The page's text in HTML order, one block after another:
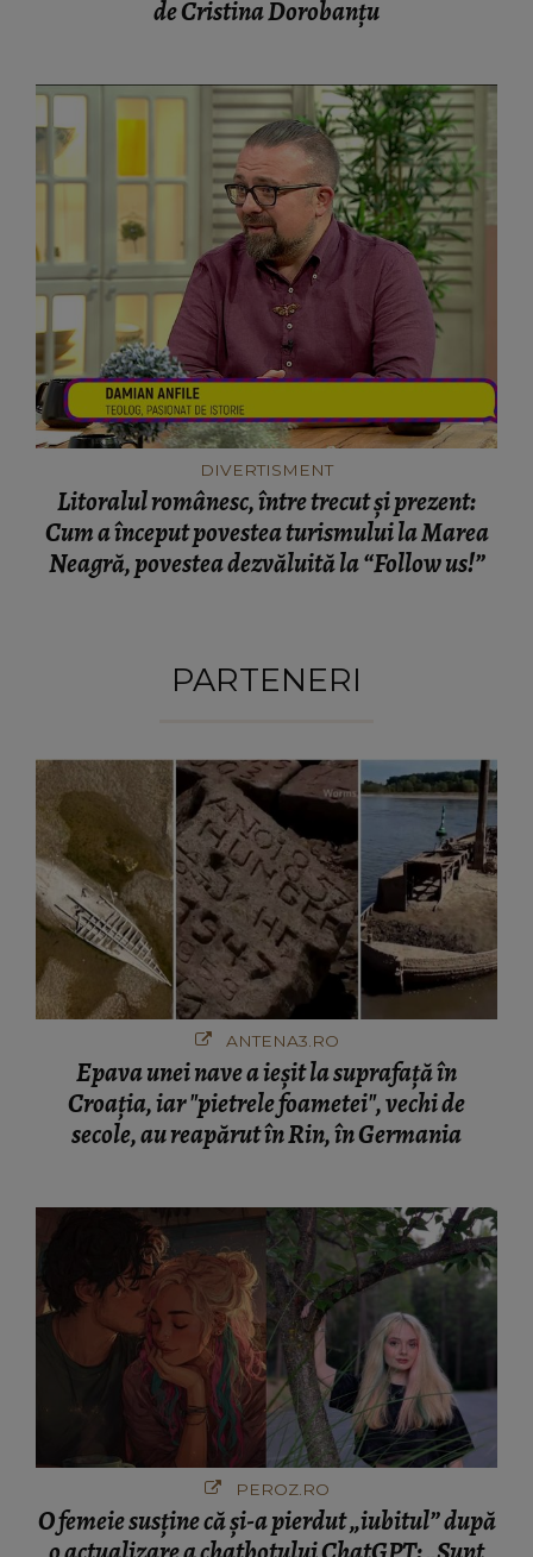
de Cristina Dorobanțu
DIVERTISMENT
Litoralul românesc, între trecut și prezent:
Cum a început povestea turismului la Marea
Neagră, povestea dezvăluită la “Follow us!”
PARTENERI
ANTENA3.RO
Epava unei nave a ieșit la suprafață în
Croația, iar "pietrele foametei", vechi de
secole, au reapărut în Rin, în Germania
PEROZ.RO
O femeie susține că și-a pierdut „iubitul” după